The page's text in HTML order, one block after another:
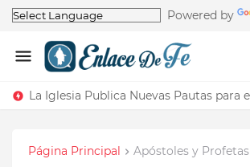
Powered by
Página Principal Apóstoles y Profetas